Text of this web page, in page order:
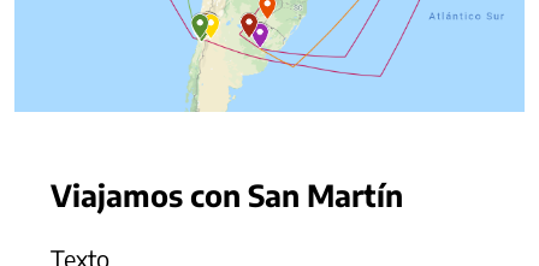
Viajamos con San Martín
Texto